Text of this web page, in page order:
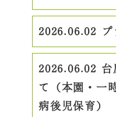
2026.06.02 プ
2026.06.02
台
て（本園・一
病後児保育）